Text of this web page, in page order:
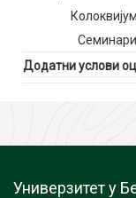
Семинари
Додатни услови
Универзитет у